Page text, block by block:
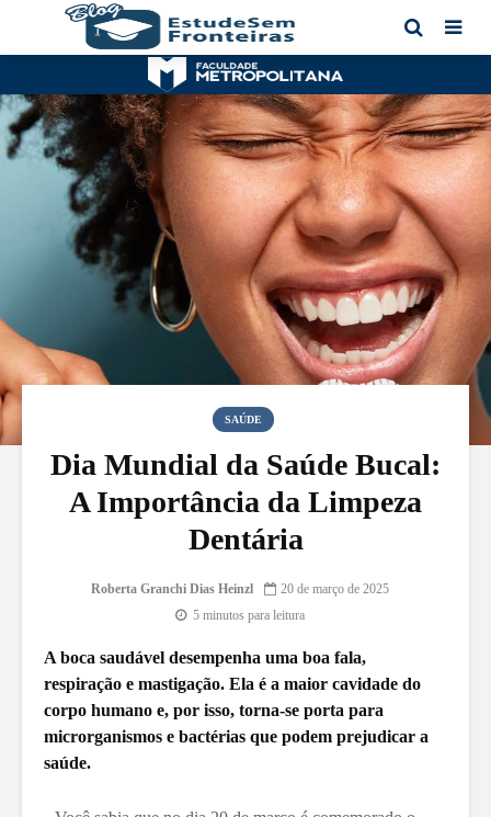
SAÚDE
Dia Mundial da Saúde Bucal:
A Importância da Limpeza
Dentária
Roberta Granchi Dias Heinzl
20 de março de 2025
5 minutos para leitura
A boca saudável desempenha uma boa fala,
respiração e mastigação. Ela é a maior cavidade do
corpo humano e, por isso, torna-se porta para
microrganismos e bactérias que podem prejudicar a
saúde.